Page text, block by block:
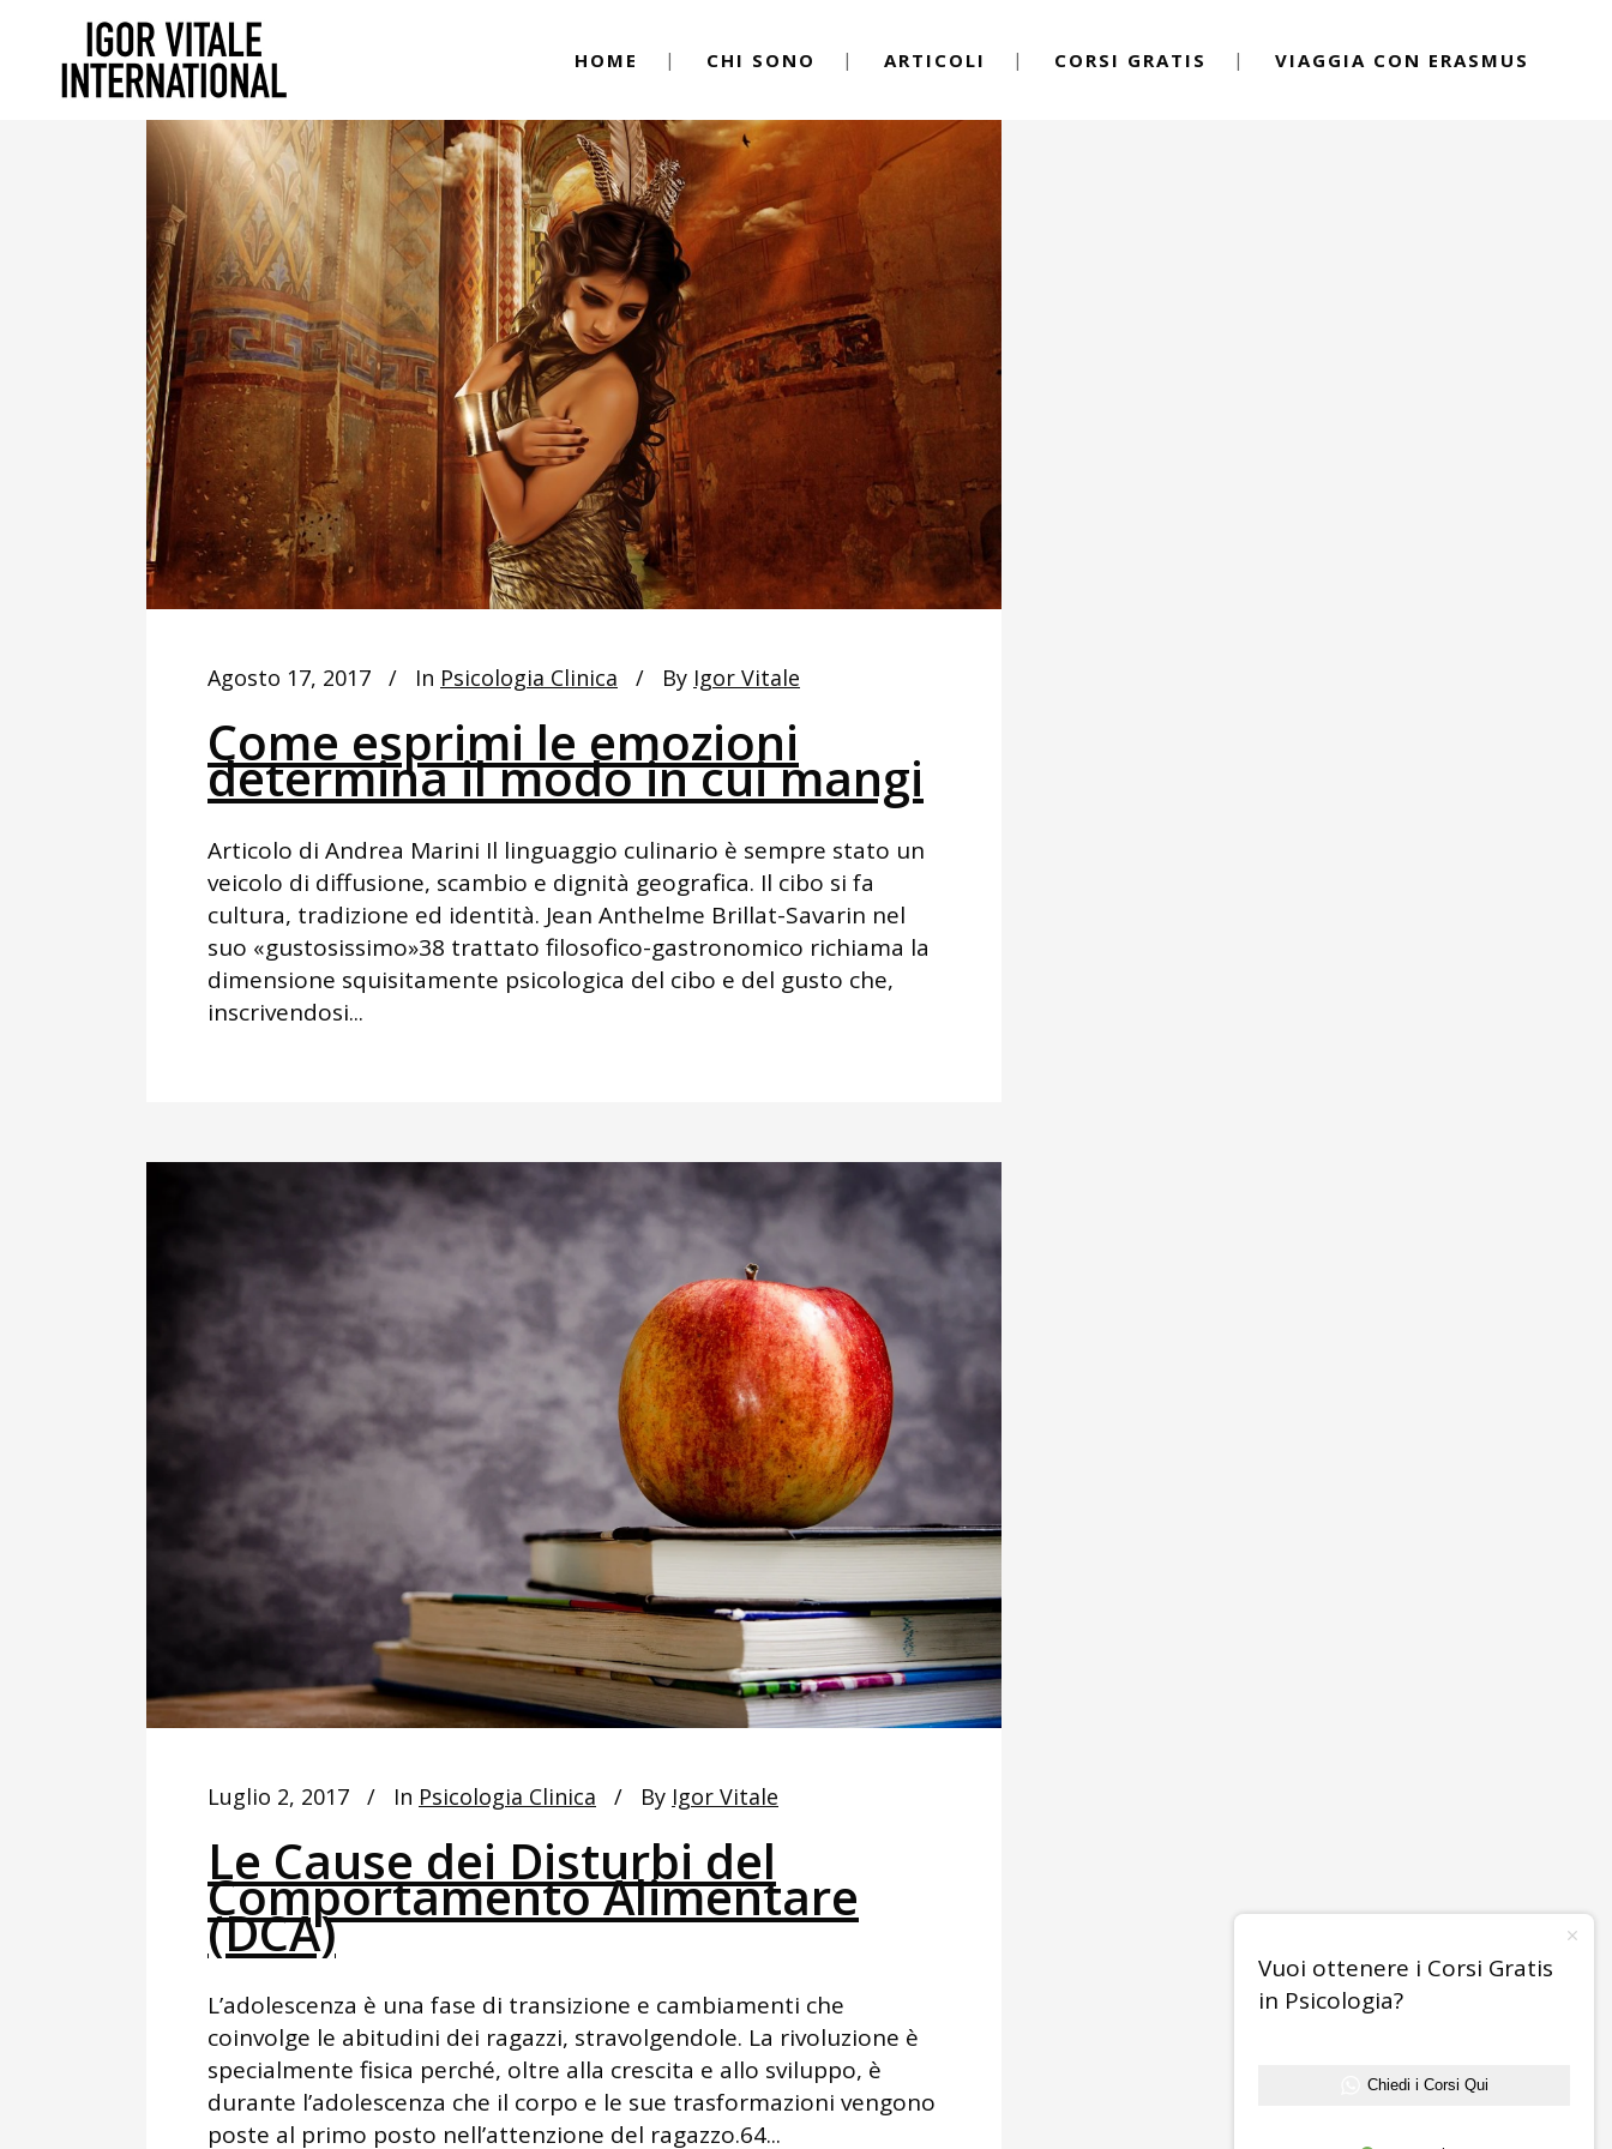
HOME CHI SONO ARTICOLI CORSI GRATIS VIAGGIA CON ERASMUS
Agosto 17, 2017 In Psicologia Clinica By Igor Vitale
Come esprimi le emozioni
determina il modo in cui mangi
Articolo di Andrea Marini Il linguaggio culinario è sempre stato un
veicolo di diffusione, scambio e dignità geografica. Il cibo si fa
cultura, tradizione ed identità. Jean Anthelme Brillat-Savarin nel
suo «gustosissimo»38 trattato filosofico-gastronomico richiama la
dimensione squisitamente psicologica del cibo e del gusto che,
inscrivendosi...
Luglio 2, 2017 In Psicologia Clinica By Igor Vitale
Le Cause dei Disturbi del
Comportamento Alimentare
(DCA)
L’adolescenza è una fase di transizione e cambiamenti che
coinvolge le abitudini dei ragazzi, stravolgendole. La rivoluzione è
specialmente fisica perché, oltre alla crescita e allo sviluppo, è
durante l’adolescenza che il corpo e le sue trasformazioni vengono
poste al primo posto nell’attenzione del ragazzo.64...
Vuoi ottenere i Corsi Gratis
in Psicologia?
Chiedi i Corsi Qui